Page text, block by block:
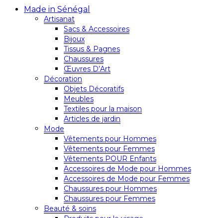
Made in Sénégal
Artisanat
Sacs & Accessoires
Bijoux
Tissus & Pagnes
Chaussures
Œuvres D’Art
Décoration
Objets Décoratifs
Meubles
Textiles pour la maison
Articles de jardin
Mode
Vêtements pour Hommes
Vêtements pour Femmes
Vêtements POUR Enfants
Accessoires de Mode pour Hommes
Accessoires de Mode pour Femmes
Chaussures pour Hommes
Chaussures pour Femmes
Beauté & soins